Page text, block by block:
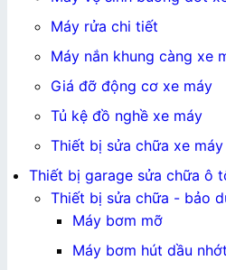
Máy rửa chi tiết
Máy nắn khung càng xe
Giá đỡ động cơ xe máy
Tủ kệ đồ nghề xe máy
Thiết bị sửa chữa xe
Thiết bị garage sửa chữa ô
Thiết bị sửa chữa - bảo
Máy bơm mỡ
Máy bơm hút dầu